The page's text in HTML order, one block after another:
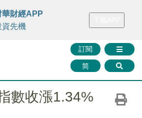
FINMETA 財華證券 媒體矩陣
訂閱
简
華財經APP
資先機
數收漲1.34%